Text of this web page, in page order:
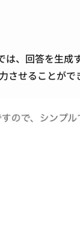
、回答を生成
させることがで